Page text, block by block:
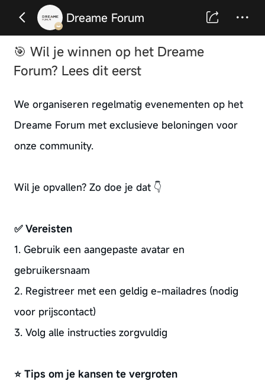
Dreame Forum
🎯 Wil je winnen op het Dreame
Forum? Lees dit eerst
We organiseren regelmatig evenementen op het
Dreame Forum met exclusieve beloningen voor
onze community.
Wil je opvallen? Zo doe je dat 👇
✅ Vereisten
1. Gebruik een aangepaste avatar en
gebruikersnaam
2. Registreer met een geldig e-mailadres (nodig
voor prijscontact)
3. Volg alle instructies zorgvuldig
⭐ Tips om je kansen te vergroten